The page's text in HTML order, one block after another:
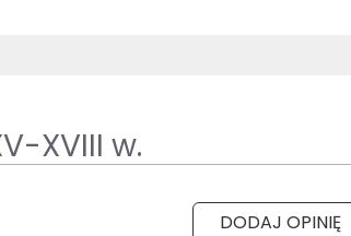
XVIII w.
DODAJ OPINIĘ